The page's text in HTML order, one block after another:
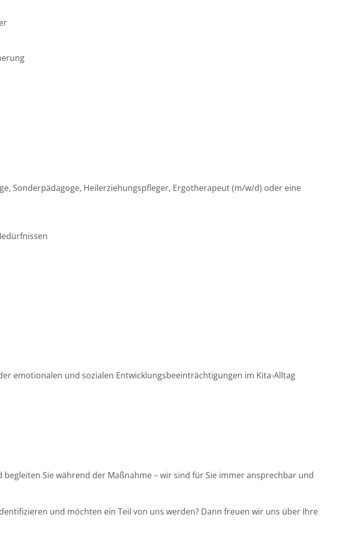
Sonderpädagoge, Heilerziehungspfleger, Ergotherapeut (m/w/d) oder eine
emotionalen und sozialen Entwicklungsbeeinträchtigungen im Kita-Alltag
Sie während der Maßnahme – wir sind für Sie immer ansprechbar und
und möchten ein Teil von uns werden? Dann freuen wir uns über Ihre